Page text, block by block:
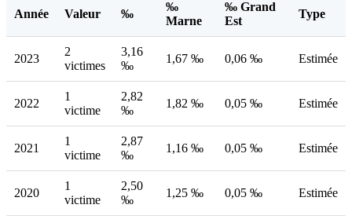
Année Valeur ‰
‰
Marne
‰ Grand
Est
Type
2023
2
victimes
3,16
‰
1,67 ‰ 0,06 ‰ Estimée
2022
1
victime
2,82
‰
1,82 ‰ 0,05 ‰ Estimée
2021
1
victime
2,87
‰
1,16 ‰ 0,05 ‰ Estimée
2020
1
victime
2,50
‰
1,25 ‰ 0,05 ‰ Estimée